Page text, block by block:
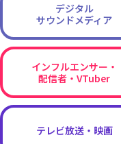
デジタル
サウンドメディア
インフルエンサー・
配信者・VTuber
テレビ放送・映画